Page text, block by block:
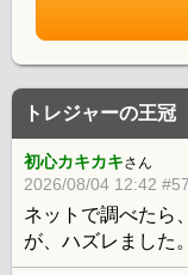
トレジャーの王冠
初心カキカキさん
2026/08/04 12:42
ネットで調べたら
が、ハズレました。